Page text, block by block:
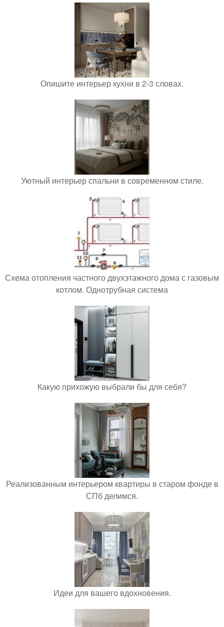
Опишите интерьер кухни в 2-3 словах.
Уютный интерьер спальни в современном стиле.
Схема отопления частного двухэтажного дома с газовым
котлом. Однотрубная система
Какую прихожую выбрали бы для себя?
Реализованным интерьером квартиры в старом фонде в
СПб делимся.
Идеи для вашего вдохновения.